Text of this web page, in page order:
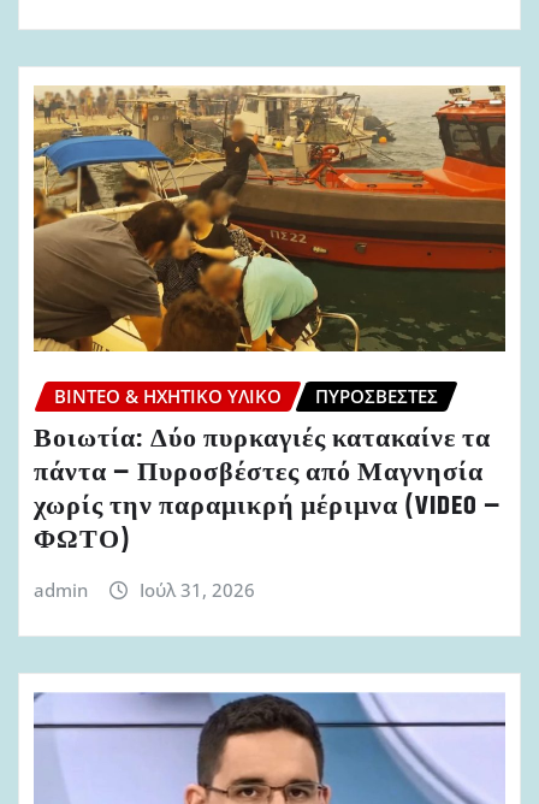
ΒΊΝΤΕΟ & ΗΧΗΤΙΚΌ ΥΛΙΚΌ ΠΥΡΟΣΒΈΣΤΕΣ
Βοιωτία: Δύο πυρκαγιές κατακαίνε τα
πάντα – Πυροσβέστες από Μαγνησία
χωρίς την παραμικρή μέριμνα (VIDEO –
ΦΩΤΟ)
admin Ιούλ 31, 2026